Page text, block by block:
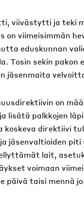
viivästytti ja teki
on viimeisimmän
eduskunnan
Tosin sekin pakon
jäsenmaita
on
lisätä palkkojen
koskeva direktiivi
jäsenvaltioiden
lait,
voimaan
päivä taisi mennä